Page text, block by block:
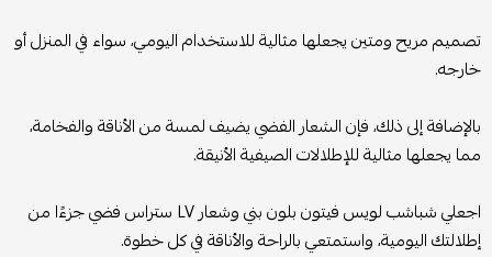
تصميم مريح ومتين يجعلها مثالية للاستخدام اليومي، سواء في المنزل أو
خارجه.
بالإضافة إلى ذلك، فإن الشعار الفضي يضيف لمسة من الأناقة والفخامة،
مما يجعلها مثالية للإطلالات الصيفية الأنيقة.
اجعلي شباشب لويس فيتون بلون بني وشعار LV ستراس فضي جزءًا من
إطلالتك اليومية، واستمتعي بالراحة والأناقة في كل خطوة.